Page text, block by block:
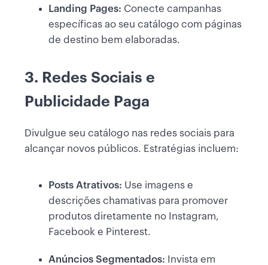
Landing Pages: Conecte campanhas
específicas ao seu catálogo com páginas
de destino bem elaboradas.
3. Redes Sociais e
Publicidade Paga
Divulgue seu catálogo nas redes sociais para
alcançar novos públicos. Estratégias incluem:
Posts Atrativos: Use imagens e
descrições chamativas para promover
produtos diretamente no Instagram,
Facebook e Pinterest.
Anúncios Segmentados: Invista em